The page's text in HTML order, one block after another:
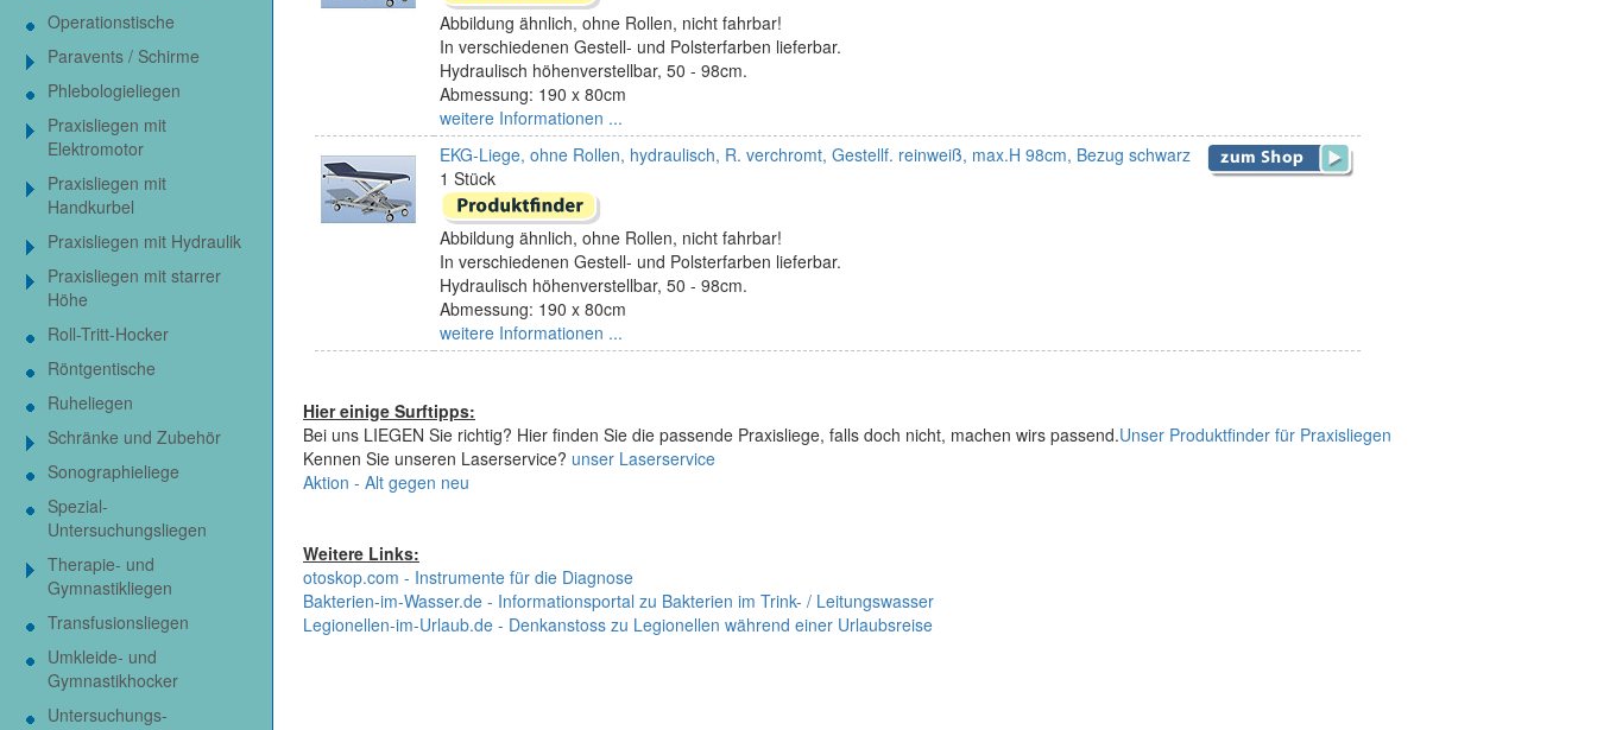
Abbildung ähnlich, ohne Rollen, nicht fahrbar!
In verschiedenen Gestell- und Polsterfarben lieferbar.
Hydraulisch höhenverstellbar, 50 - 98cm.
Abmessung: 190 x 80cm
weitere Informationen ...
EKG-Liege, ohne Rollen, hydraulisch, R. verchromt, Gestellf. reinweiß, max.H 98cm, Bezug schwarz
1 Stück
Abbildung ähnlich, ohne Rollen, nicht fahrbar!
In verschiedenen Gestell- und Polsterfarben lieferbar.
Hydraulisch höhenverstellbar, 50 - 98cm.
Abmessung: 190 x 80cm
weitere Informationen ...
Hier einige Surftipps:
Bei uns LIEGEN Sie richtig? Hier finden Sie die passende Praxisliege, falls doch nicht, machen wirs passend.Unser Produktfinder für Praxisliegen
Kennen Sie unseren Laserservice? unser Laserservice
Aktion - Alt gegen neu
Weitere Links:
otoskop.com - Instrumente für die Diagnose
Bakterien-im-Wasser.de - Informationsportal zu Bakterien im Trink- / Leitungswasser
Legionellen-im-Urlaub.de - Denkanstoss zu Legionellen während einer Urlaubsreise
Operationstische
Paravents / Schirme
Phlebologieliegen
Praxisliegen mit
Elektromotor
Praxisliegen mit
Handkurbel
Praxisliegen mit Hydraulik
Praxisliegen mit starrer
Höhe
Roll-Tritt-Hocker
Röntgentische
Ruheliegen
Schränke und Zubehör
Sonographieliege
Spezial-
Untersuchungsliegen
Therapie- und
Gymnastikliegen
Transfusionsliegen
Umkleide- und
Gymnastikhocker
Untersuchungs-